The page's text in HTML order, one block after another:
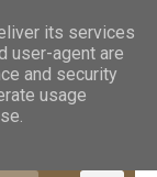
its services
user-agent are
and security
usage